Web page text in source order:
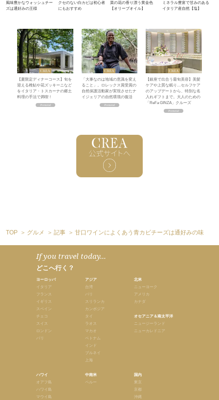
風味豊かなウォッシュチー
ズは通好みの王様
クセのない白カビは初心者
にもおすすめ
菜の花の香り漂う黄金色
【オリーブオイル】
ミネラル豊富で甘みのある
イタリア産自然【塩】
【夏限定ディナーコース】旬を
迎える稚鮎や花ズッキーニなど
をイタリア・トスカーナの郷土
料理の手法で満喫！
「大事なのは地域の意識を変え
ること」。ロレックス賞受賞の
自然保護活動家が実現させたナ
イジェリアの自然環境の復活
【銀座で出合う最旬美容】美髪
ケアや上質な眠り…セルフケア
のアップデートから、特別な名
入れギフトまで。大人のための
「ReFa GINZA」クルーズ
TOP グルメ 記事 甘口ワインによくあう青カビチーズは通好みの味
If you travel today...
どこへ行く？
ヨーロッパ
イタリア
フランス
イギリス
スペイン
チェコ
スイス
ロンドン
パリ
ハワイ
オアフ島
ハワイ島
マウイ島
アジア
台湾
バリ
スリランカ
カンボジア
タイ
ラオス
マカオ
ベトナム
インド
ブルネイ
上海
中南米
ペルー
北米
ニューヨーク
アメリカ
カナダ
オセアニア＆南太平洋
ニュージーランド
ニューカレドニア
国内
東京
京都
沖縄